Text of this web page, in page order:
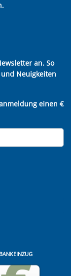
an. So
Neuigkeiten
einen €
BANKEINZUG